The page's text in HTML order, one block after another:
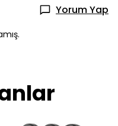
Yorum Yap